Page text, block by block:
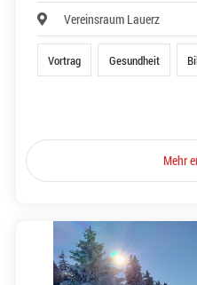
Vereinsraum Lauerz
Vortrag Gesundheit
Mehr